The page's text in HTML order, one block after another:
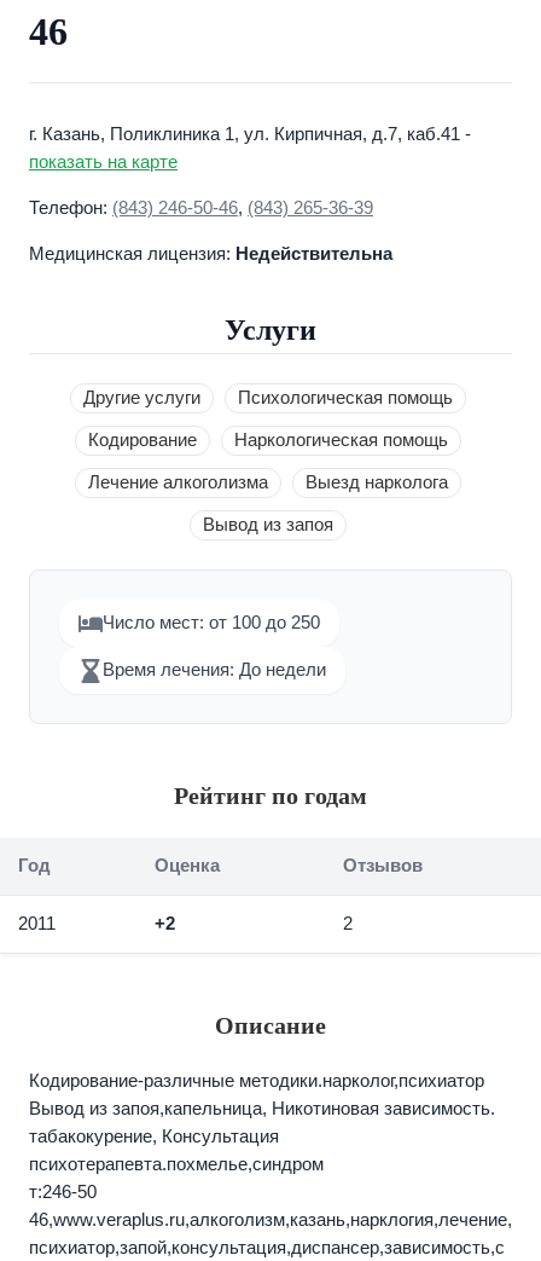
46
г. Казань, Поликлиника 1, ул. Кирпичная, д.7, каб.41 -
показать на карте
Телефон: (843) 246-50-46, (843) 265-36-39
Медицинская лицензия: Недействительна
Услуги
Другие услуги Психологическая помощь
Кодирование Наркологическая помощь
Лечение алкоголизма Выезд нарколога
Вывод из запоя
Число мест: от 100 до 250
Время лечения: До недели
Рейтинг по годам
Год Оценка Отзывов
2011 +2 2
Описание
Кодирование-различные методики.нарколог,психиатор
Вывод из запоя,капельница, Никотиновая зависимость.
табакокурение, Консультация
психотерапевта.похмелье,синдром
т:246-50
46,www.veraplus.ru,алкоголизм,казань,нарклогия,лечение,
психиатор,запой,консультация,диспансер,зависимость,с